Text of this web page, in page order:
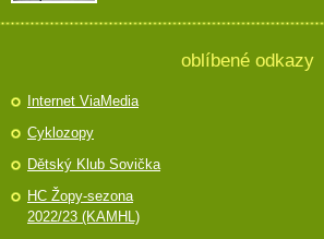
oblíbené odkazy
Internet ViaMedia
Cyklozopy
Dětský Klub Sovička
HC Žopy-sezona
2022/23 (KAMHL)